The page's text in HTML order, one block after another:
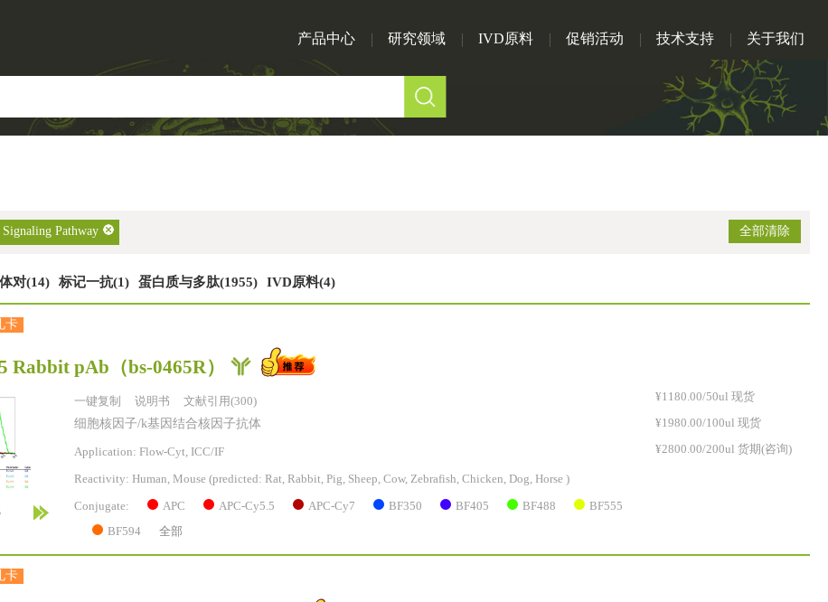
产品中心 研究领域 IVD原料 促销活动 技术支持 关于我们
Signaling Pathway 全部清除
对(14) 标记一抗(1) 蛋白质与多肽(1955) IVD原料(4)
卡
Rabbit pAb （bs-0465R）
一键复制 说明书 文献引用(300)
细胞核因子/k基因结合核因子抗体
Application: Flow-Cyt, ICC/IF
Reactivity: Human, Mouse (predicted: Rat, Rabbit, Pig, Sheep, Cow, Zebrafish, Chicken, Dog, Horse )
Conjugate: APC APC-Cy5.5 APC-Cy7 BF350 BF405 BF488 BF555
BF594 全部
¥1180.00/50ul 现货
¥1980.00/100ul 现货
¥2800.00/200ul 货期(咨询)
卡